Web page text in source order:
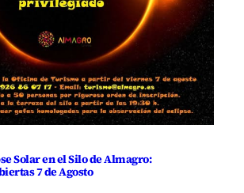
Solar en el Silo de Almagro:
7 de Agosto